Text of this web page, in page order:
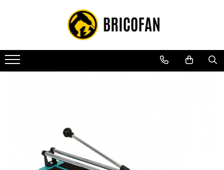
Toate Produsele
Vehicule electrice
Atv
Piese de schimb vehicule electrice
Scutere electrice